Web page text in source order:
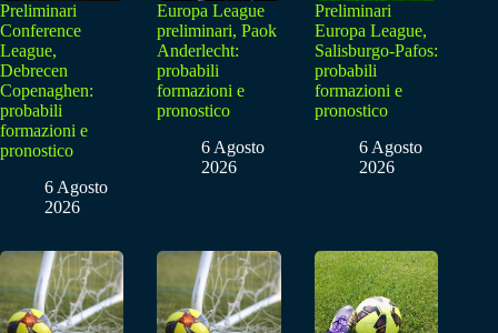
Preliminari
Conference
League,
Debrecen
Copenaghen:
probabili
formazioni e
pronostico
6 Agosto
2026
Europa League
preliminari, Paok
Anderlecht:
probabili
formazioni e
pronostico
6 Agosto
2026
Preliminari
Europa League,
Salisburgo-Pafos:
probabili
formazioni e
pronostico
6 Agosto
2026